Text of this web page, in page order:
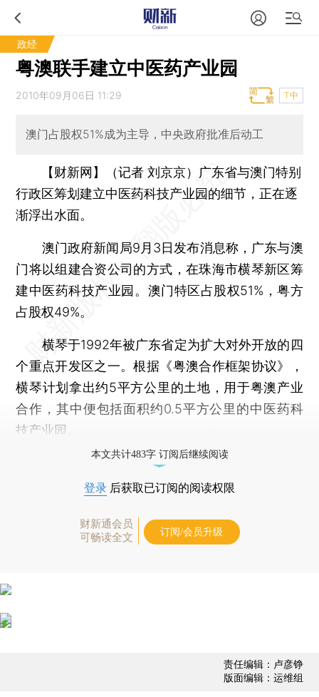
政经
粤澳联手建立中医药产业园
2010年09月06日 11:29 T中
澳门占股权51%成为主导，中央政府批准后动工
【财新网】（记者 刘京京） 广东省与澳门特别
行政区筹划建立中医药科技产业园的细节，正在逐
渐浮出水面。
澳门政府新闻局9月3日发布消息称，广东与澳
门将以组建合资公司的方式，在珠海市横琴新区筹
建中医药科技产业园。澳门特区占股权51%，粤方
占股权49%。
横琴于1992年被广东省定为扩大对外开放的四
个重点开发区之一。根据《粤澳合作框架协议》，
横琴计划拿出约5平方公里的土地，用于粤澳产业
合作，其中便包括面积约0.5平方公里的中医药科
技产业园。
本文共计483字 订阅后继续阅读
登录 后获取已订阅的阅读权限
财新通会员
可畅读全文
订阅/会员升级
责任编辑：卢彦铮
版面编辑：运维组